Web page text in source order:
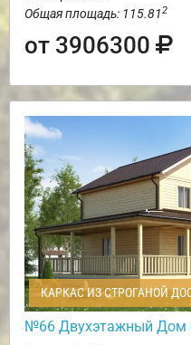
Общая площадь: 115.812
от 3906300
КАРКАС ИЗ СТРОГАНОЙ
№66 Двухэтажный Дом